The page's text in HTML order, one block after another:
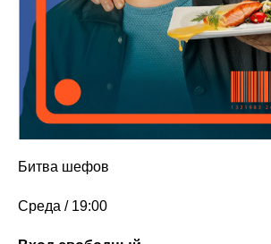
Битва шефов
Среда / 19:00